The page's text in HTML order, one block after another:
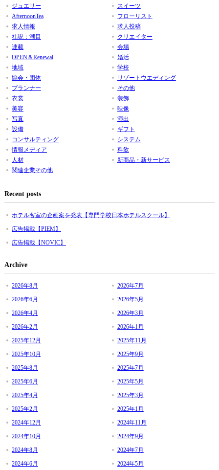
ジュエリー
スイーツ
AfternoonTea
フローリスト
求人情報
求人投稿
社説：潮目
クリエイター
連載
会場
OPEN＆Renewal
婚活
地域
学校
協会・団体
リゾートウエディング
プランナー
その他
衣裳
装飾
美容
映像
写真
演出
設備
ギフト
コンサルティング
システム
情報メディア
料飲
人材
新商品・新サービス
関連企業その他
Recent posts
ホテル客室の企画案を発表【専門学校日本ホテルスクール】
広告掲載【PIEM】
広告掲載【NOVIC】
Archive
2026年8月
2026年7月
2026年6月
2026年5月
2026年4月
2026年3月
2026年2月
2026年1月
2025年12月
2025年11月
2025年10月
2025年9月
2025年8月
2025年7月
2025年6月
2025年5月
2025年4月
2025年3月
2025年2月
2025年1月
2024年12月
2024年11月
2024年10月
2024年9月
2024年8月
2024年7月
2024年6月
2024年5月